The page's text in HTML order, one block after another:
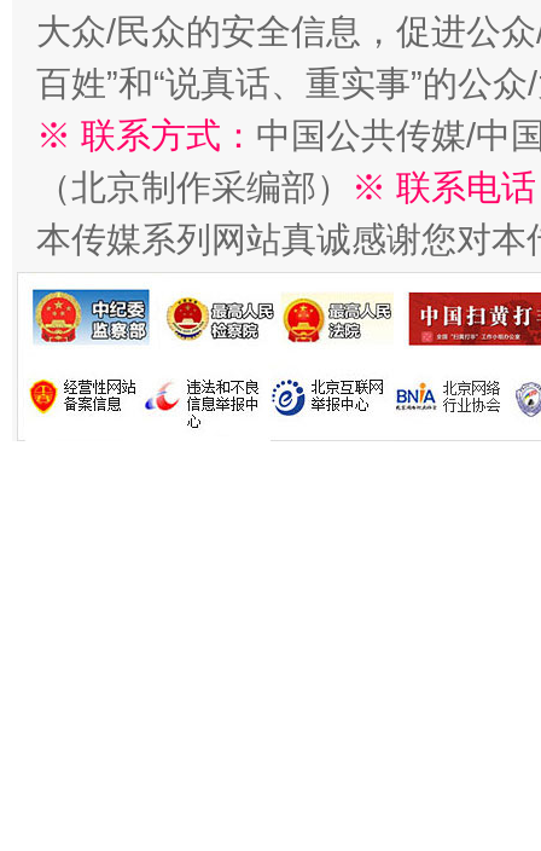
习近平的博鳌关键词
魏明亮
大众/民众的安全信息，促进公
百姓”和“说真话、重实事”的公
※ 联系方式： 中国公共传媒/中
（北京制作采编部）
※ 联系电
本传媒系列网站真诚感谢您对